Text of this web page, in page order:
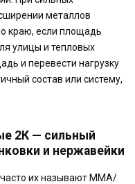
металлов
краю, если площадь
улицы и тепловых
и перевести нагрузку
состав или систему,
2К — сильный
и нержавейки
их называют ММА/